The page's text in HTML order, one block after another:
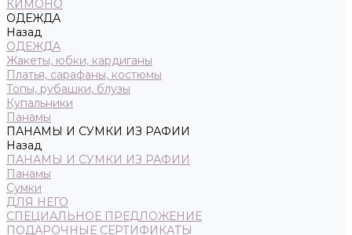
КИМОНО
ОДЕЖДА
Назад
ОДЕЖДА
Жакеты, юбки, кардиганы
Платья, сарафаны, костюмы
Топы, рубашки, блузы
Купальники
Панамы
ПАНАМЫ И СУМКИ ИЗ РАФИИ
Назад
ПАНАМЫ И СУМКИ ИЗ РАФИИ
Панамы
Сумки
ДЛЯ НЕГО
СПЕЦИАЛЬНОЕ ПРЕДЛОЖЕНИЕ
ПОДАРОЧНЫЕ СЕРТИФИКАТЫ